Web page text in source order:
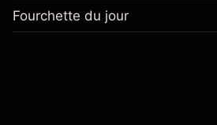
Fourchette du jour